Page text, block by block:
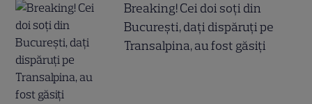
Breaking! Cei doi soți din
București, dați dispăruți pe
Transalpina, au fost găsiți